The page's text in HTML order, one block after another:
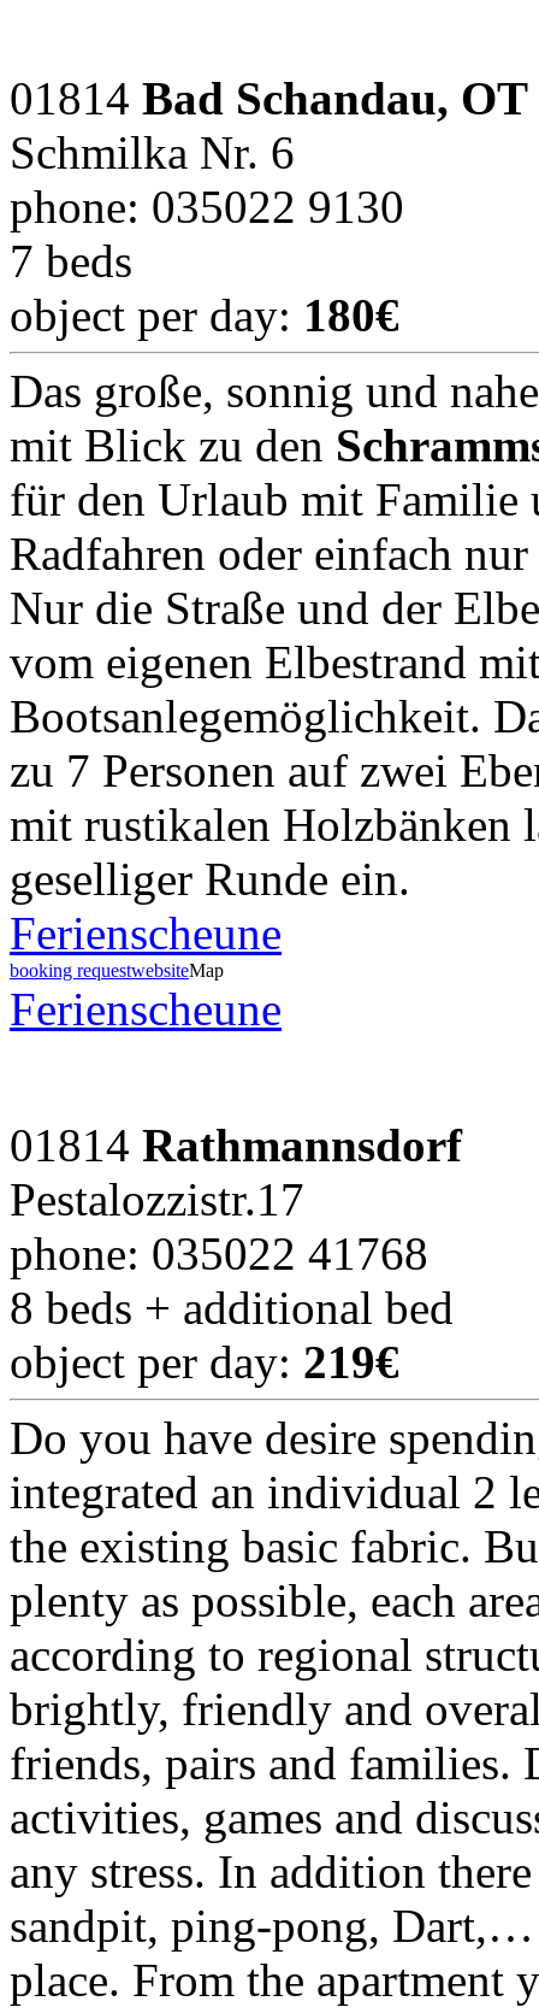
01814 Bad Schandau,
Schmilka Nr. 6
phone: 035022 9130
7 beds
object per day: 180€
Das große, sonnig und
mit Blick zu den
für den Urlaub mit Familie
Radfahren oder einfach
Nur die Straße und der
vom eigenen Elbestrand
Bootsanlegemöglichkeit.
zu 7 Personen auf zwei
mit rustikalen Holzbänken
geselliger Runde ein.
Ferienscheune
booking requestwebsiteMap
Ferienscheune
01814 Rathmannsdorf
Pestalozzistr.17
phone: 035022 41768
8 beds + additional bed
object per day: 219€
Do you have desire
integrated an individual 2
the existing basic fabric.
plenty as possible, each
according to regional
brightly, friendly and
friends, pairs and families.
activities, games and
any stress. In addition
sandpit, ping-pong,
place. From the apartment